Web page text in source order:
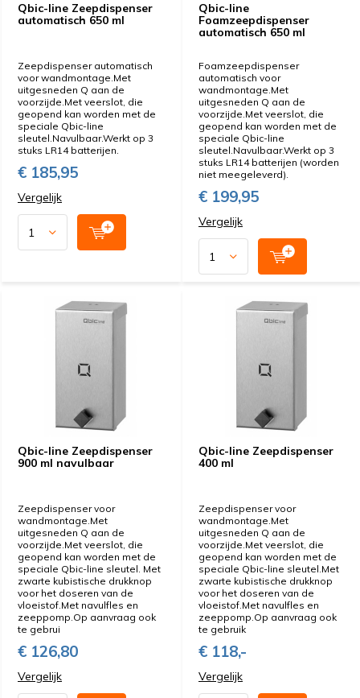
Qbic-line Zeepdispenser
automatisch 650 ml
Zeepdispenser automatisch
voor wandmontage.Met
uitgesneden Q aan de
voorzijde.Met veerslot, die
geopend kan worden met de
speciale Qbic-line
sleutel.Navulbaar.Werkt op 3
stuks LR14 batterijen.
€ 185,95
Vergelijk
Qbic-line
Foamzeepdispenser
automatisch 650 ml
Foamzeepdispenser
automatisch voor
wandmontage.Met
uitgesneden Q aan de
voorzijde.Met veerslot, die
geopend kan worden met de
speciale Qbic-line
sleutel.Navulbaar.Werkt op 3
stuks LR14 batterijen (worden
niet meegeleverd).
€ 199,95
Vergelijk
Qbic-line Zeepdispenser
900 ml navulbaar
Zeepdispenser voor
wandmontage.Met
uitgesneden Q aan de
voorzijde.Met veerslot, die
geopend kan worden met de
speciale Qbic-line sleutel. Met
zwarte kubistische drukknop
voor het doseren van de
vloeistof.Met navulfles en
zeeppomp.Op aanvraag ook
te gebrui
€ 126,80
Vergelijk
Qbic-line Zeepdispenser
400 ml
Zeepdispenser voor
wandmontage.Met
uitgesneden Q aan de
voorzijde.Met veerslot, die
geopend kan worden met de
speciale Qbic-line sleutel.Met
zwarte kubistische drukknop
voor het doseren van de
vloeistof.Met navulfles en
zeeppomp.Op aanvraag ook
te gebruik
€ 118,-
Vergelijk